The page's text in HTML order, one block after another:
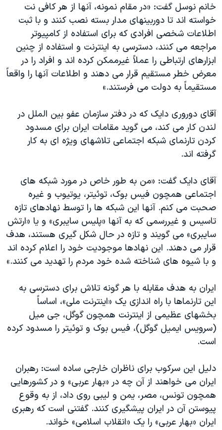
خانم نوسل گفت: «در مقام نمونه، آنها از هر کافی نت
خواسته اند تا دوربینهای مدار بسته نصب کنند و با ثبت
اطلاعات شخصی افرادی که برای استفاده از کامپیوتر
مراجعه می کنند، دسترسی به اینترنت و استفاده از چنین
ابزارهای ارتباطی را عملاً غیرممکن کرده اند و افراد را در
معرض خطر مستقیم قرار می دهند و اطلاعات آنها را واقعاً
مستقیماً به دولت می فرستند.»
آقای دوروری دایک که در دفتر سازمان عفو بین الملل در
لندن کار می کند، می گوید مقامات ایران برای مسدود
کردن تارنمای شبکه اجتماعی تلاشهای ویژه ای به کار
گرفته اند.
آقای دایک گفت: «من به طور خاص در مورد شبکه های
اجتماعی همچون فیس بوک، توئیتر، یوتیوب و غیره
صحبت می کنم. آنها این شبکه ها را توسط نهادهای تازه
تاسیس و غیررسمی که به آنها «پلیس سایبری» و یا «ارتش
سایبری» می گویند و تازه در حال شکل گیری هستند، هدف
قرار می دهند. این نهادها موجودیت خود را اعلام کرده اند
و با شیوه های شناخته شده خود مردم را تهدید می کنند.»
ایران به هدف مقابله با هر گونه تلاش برای دسترسی به
این تارنماها با راه اندازی یک «اینترنت ملی»، اساساً
بخشهای عظیمی از اینترنت همچون گوگل، جی میل
(سرویس ایمیل گوگل)، فیس بوک و توئیتر را مسدود کرده
است.
دلیل این سرکوب برای ناظران خارجی ساده است: رهبران
ایران می خواهند از آن چه در «بهار عربی» و در کشورهایی
همچون تونس، مصر، یمن و لیبی روی داد، از به وقوع
پیوستن آن در ایران پیشگیری کنند. گفتنی است که رهبری
ایران «بهار عربی» را یک «انقلاب اسلامی» خواند.